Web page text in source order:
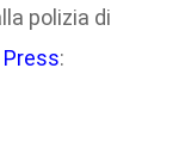
polizia di
: